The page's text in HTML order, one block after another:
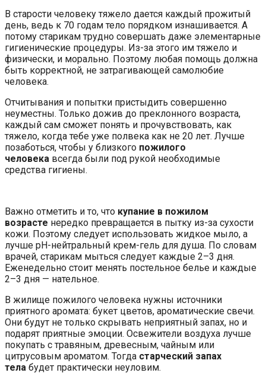
В старости человеку тяжело дается каждый прожитый
день, ведь к 70 годам тело порядком изнашивается. А
потому старикам трудно совершать даже элементарные
гигиенические процедуры. Из-за этого им тяжело и
физически, и морально. Поэтому любая помощь должна
быть корректной, не затрагивающей самолюбие
человека.
Отчитывания и попытки пристыдить совершенно
неуместны. Только дожив до преклонного возраста,
каждый сам сможет понять и прочувствовать, как
тяжело, когда тебе уже полвека как не 20 лет. Лучше
позаботься, чтобы у близкого пожилого
человека всегда были под рукой необходимые
средства гигиены.
Важно отметить и то, что купание в пожилом
возрасте нередко превращается в пытку из-за сухости
кожи. Поэтому следует использовать жидкое мыло, а
лучше pH-нейтральный крем-гель для душа. По словам
врачей, старикам мыться следует каждые 2–3 дня.
Еженедельно стоит менять постельное белье и каждые
2–3 дня — нательное.
В жилище пожилого человека нужны источники
приятного аромата: букет цветов, ароматические свечи.
Они будут не только скрывать неприятный запах, но и
подарят приятные эмоции. Освежители воздуха лучше
покупать с травяным, древесным, чайным или
цитрусовым ароматом. Тогда старческий запах
тела будет практически неуловим.